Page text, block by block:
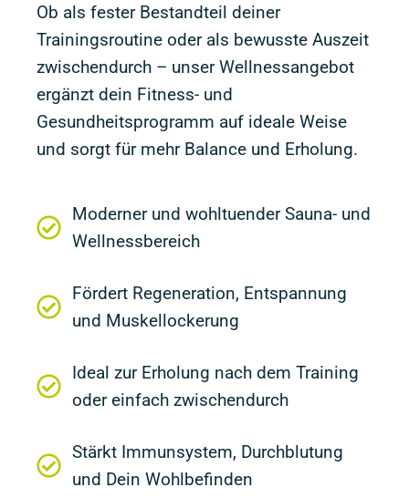
Ob als fester Bestandteil deiner
Trainingsroutine oder als bewusste Auszeit
zwischendurch – unser Wellnessangebot
ergänzt dein Fitness- und
Gesundheitsprogramm auf ideale Weise
und sorgt für mehr Balance und Erholung.
Moderner und wohltuender Sauna- und
Wellnessbereich
Fördert Regeneration, Entspannung
und Muskellockerung
Ideal zur Erholung nach dem Training
oder einfach zwischendurch
Stärkt Immunsystem, Durchblutung
und Dein Wohlbefinden